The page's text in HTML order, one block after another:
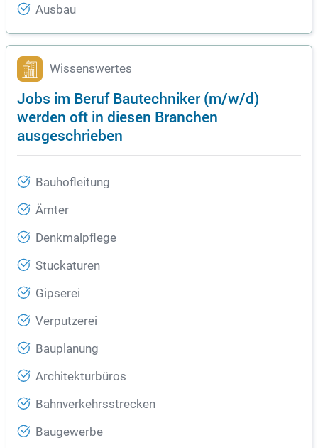
Ausbau
Wissenswertes
Jobs im Beruf Bautechniker (m/w/d)
werden oft in diesen Branchen
ausgeschrieben
Bauhofleitung
Ämter
Denkmalpflege
Stuckaturen
Gipserei
Verputzerei
Bauplanung
Architekturbüros
Bahnverkehrsstrecken
Baugewerbe